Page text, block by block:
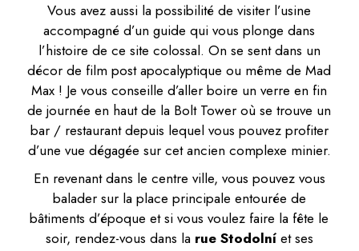
Vous avez aussi la possibilité de visiter l’usine
accompagné d’un guide qui vous plonge dans
l’histoire de ce site colossal. On se sent dans un
décor de film post apocalyptique ou même de Mad
Max ! Je vous conseille d’aller boire un verre en fin
de journée en haut de la Bolt Tower où se trouve un
bar / restaurant depuis lequel vous pouvez profiter
d’une vue dégagée sur cet ancien complexe minier.
En revenant dans le centre ville, vous pouvez vous
balader sur la place principale entourée de
bâtiments d’époque et si vous voulez faire la fête le
soir, rendez-vous dans la rue Stodolní et ses